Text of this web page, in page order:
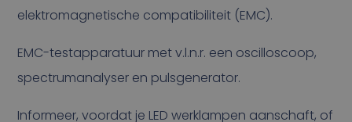
elektromagnetische compatibiliteit (EMC).
EMC-testapparatuur met v.l.n.r. een oscilloscoop,
spectrumanalyser en pulsgenerator.
Informeer, voordat je LED werklampen aanschaft, of